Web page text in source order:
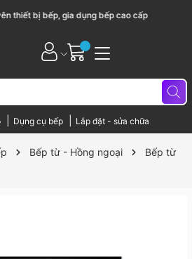
bị bếp, gia dụng bếp cao cấp
Dụng cụ bếp Lắp đặt - sửa chữa
Bếp từ - Hồng ngoại
Bếp từ